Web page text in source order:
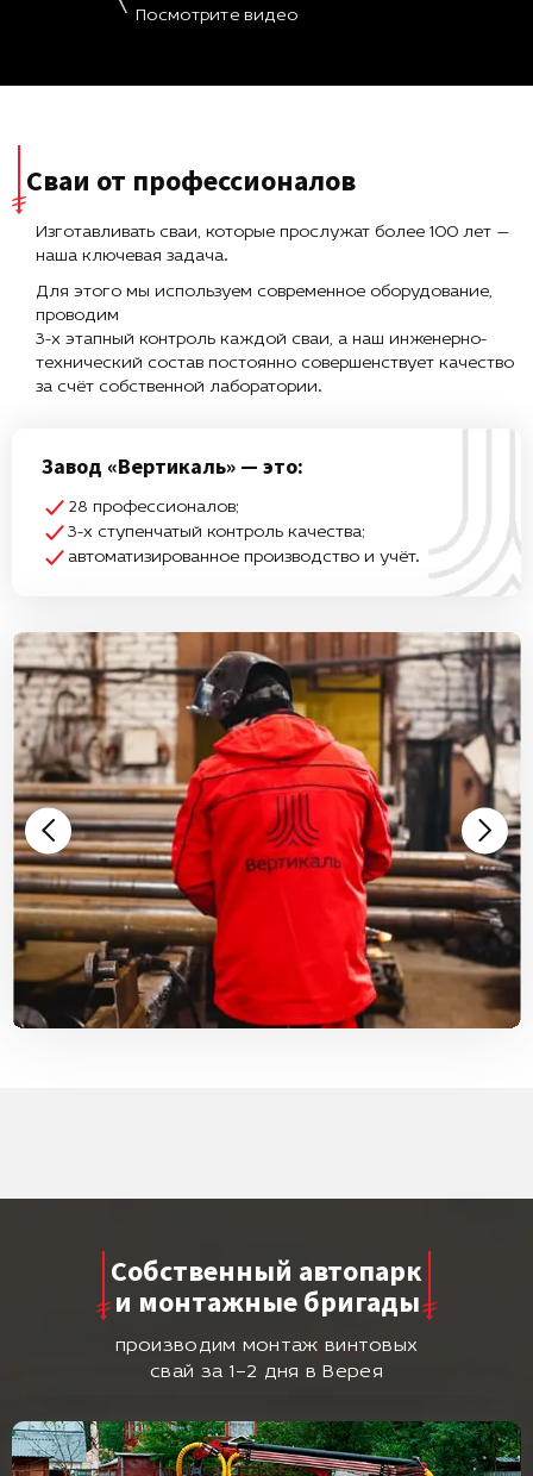
Посмотрите видео
Сваи от профессионалов
Изготавливать сваи, которые прослужат более 100 лет —
наша ключевая задача.
Для этого мы используем современное оборудование,
проводим
3-х этапный контроль каждой сваи, а наш инженерно-
технический состав постоянно совершенствует качество
за счёт собственной лаборатории.
Завод «Вертикаль» — это:
28 профессионалов;
3-х ступенчатый контроль качества;
автоматизированное производство и учёт.
Собственный автопарк
и монтажные бригады
производим монтаж винтовых
свай за 1–2 дня в Верея